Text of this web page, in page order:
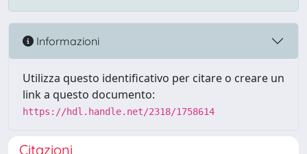
Informazioni
Utilizza questo identificativo per citare o creare un
link a questo documento:
https://hdl.handle.net/2318/1758614
Citazioni